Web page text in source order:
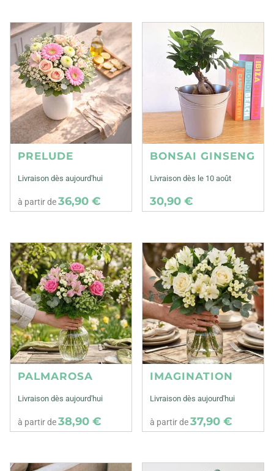
PRELUDE
Livraison dès aujourd'hui
à partir de36,90 €
BONSAI GINSENG
Livraison dès le 10 août
30,90 €
PALMAROSA
Livraison dès aujourd'hui
à partir de38,90 €
IMAGINATION
Livraison dès aujourd'hui
à partir de37,90 €